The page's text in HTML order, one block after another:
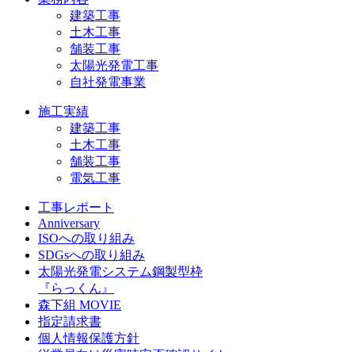
建築工事
土木工事
舗装工事
太陽光発電工事
自社発電事業
施工実績
建築工事
土木工事
舗装工事
電気工事
工事レポート
Anniversary
ISOへの取り組み
SDGsへの取り組み
太陽光発電システム鋼製型枠
『らっくん』
森下組 MOVIE
指定請求書
個人情報保護方針